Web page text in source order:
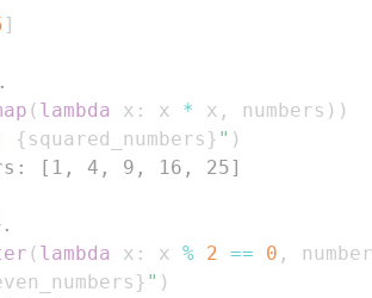
]
( lambda x : x * x , numbers ) )
{ squared_numbers } " )
[1, 4, 9, 16, 25]
( lambda x : x % 2 == 0 ,
} " )